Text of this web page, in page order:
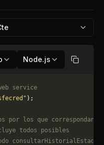
Node.js Copiar
service
);
por los que correspondan.
todos posibles